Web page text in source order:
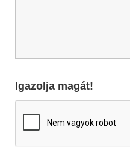
Igazolja magát!